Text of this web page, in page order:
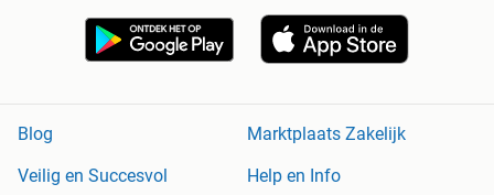
Blog
Marktplaats Zakelijk
Veilig en Succesvol
Help en Info